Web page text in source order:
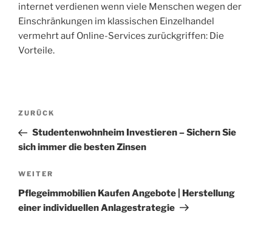
internet verdienen wenn viele Menschen wegen der
Einschränkungen im klassischen Einzelhandel
vermehrt auf Online-Services zurückgriffen: Die
Vorteile.
Beitragsnavigation
Vorheriger
Beitrag
ZURÜCK
Studentenwohnheim Investieren – Sichern Sie
sich immer die besten Zinsen
Nächster
Beitrag
WEITER
Pflegeimmobilien Kaufen Angebote | Herstellung
einer individuellen Anlagestrategie